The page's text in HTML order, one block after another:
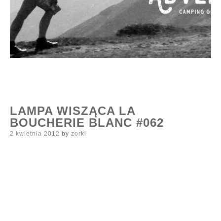
LAMPA WISZĄCA LA
BOUCHERIE BLANC #062
Posted
2 kwietnia 2012 by zorki